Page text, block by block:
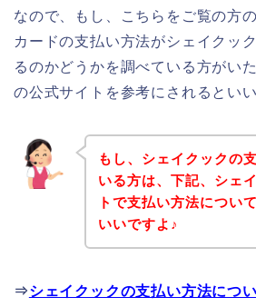
なので、もし、こちらをご覧の方
カードの支払い方法がシェイクッ
るのかどうかを調べている方がい
の公式サイトを参考にされるといい
もし、シェイクックの
いる方は、下記、シェ
トで支払い方法につい
いいですよ♪
⇒シェイクックの支払い方法につ